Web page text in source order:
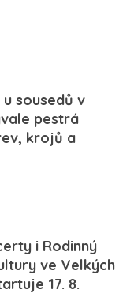
sousedů v
pestrá
krojů a
i Rodinný
ve Velkých
17. 8.